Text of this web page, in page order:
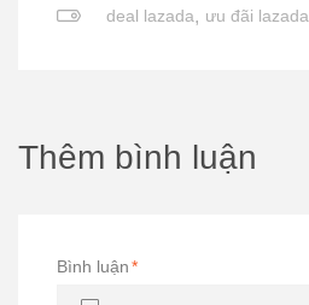
deal lazada, ưu đãi lazada
Thêm bình luận
Bình luận*